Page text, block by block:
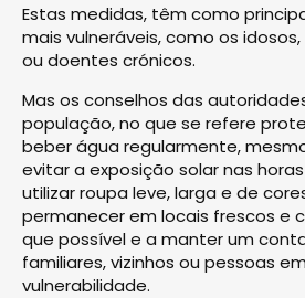
Estas medidas, têm como
mais vulneráveis, como os
ou doentes crónicos.
Mas os conselhos das
população, no que se refere
beber água regularmente,
evitar a exposição solar nas
utilizar roupa leve, larga e de
permanecer em locais frescos e
que possível e a manter um
familiares, vizinhos ou pessoas
vulnerabilidade.